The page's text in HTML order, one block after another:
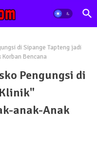
di Sipange Tapteng jadi
Bencana
Pengungsi di
anak-Anak